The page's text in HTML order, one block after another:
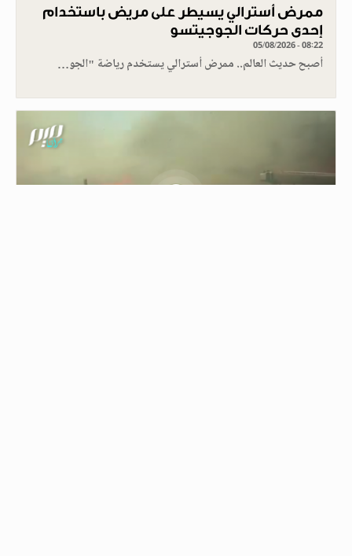
ممرض أسترالي يسيطر على مريض باستخدام
إحدى حركات الجوجيتسو
05/08/2026 - 08:22
أصبح حديث العالم.. ممرض أسترالي يستخدم رياضة "الجو…